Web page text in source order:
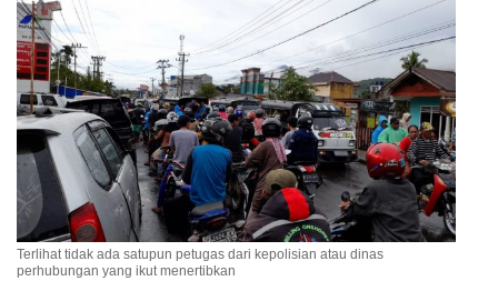
Terlihat tidak ada satupun petugas dari kepolisian atau dinas
perhubungan yang ikut menertibkan